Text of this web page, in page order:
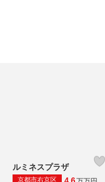
ルミネスプラザ
京都市右京区